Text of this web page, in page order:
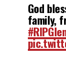
God
family,